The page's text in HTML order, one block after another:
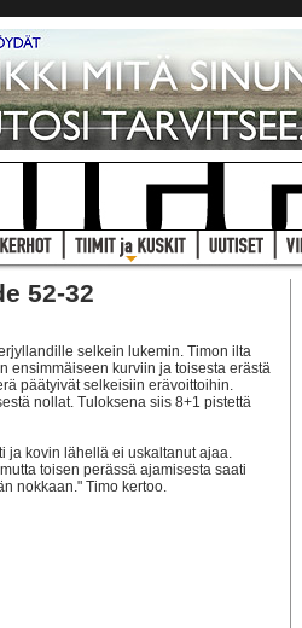
52-32
selkein lukemin. Timon ilta
ensimmäiseen kurviin ja toisesta erästä
päätyivät selkeisiin erävoittoihin.
nollat. Tuloksena siis 8+1 pistettä
ja kovin lähellä ei uskaltanut ajaa.
toisen perässä ajamisesta saati
nokkaan." Timo kertoo.